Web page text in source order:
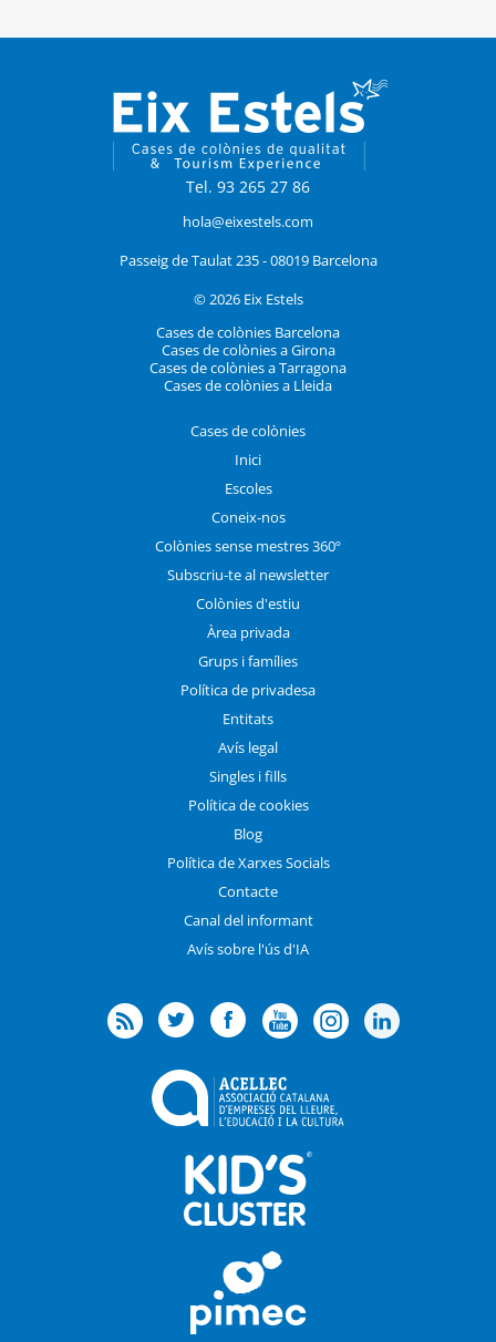
Tel. 93 265 27 86
hola@eixestels.com
Passeig de Taulat 235 - 08019 Barcelona
© 2026 Eix Estels
Cases de colònies Barcelona
Cases de colònies a Girona
Cases de colònies a Tarragona
Cases de colònies a Lleida
Cases de colònies
Inici
Escoles
Coneix-nos
Colònies sense mestres 360º
Subscriu-te al newsletter
Colònies d'estiu
Àrea privada
Grups i famílies
Política de privadesa
Entitats
Avís legal
Singles i fills
Política de cookies
Blog
Política de Xarxes Socials
Contacte
Canal del informant
Avís sobre l'ús d'IA